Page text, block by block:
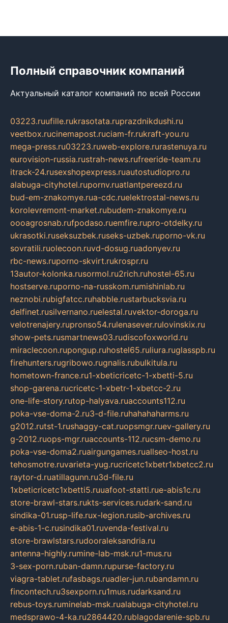
Полный справочник компаний
Актуальный каталог компаний по всей России
03223.ruufille.rukrasotata.ruprazdnikdushi.ru
veetbox.rucinemapost.ruciam-fr.rukraft-you.ru
mega-press.ru03223.ruweb-explore.rurastenuya.ru
eurovision-russia.rustrah-news.rufreeride-team.ru
itrack-24.rusexshopexpress.ruautostudiopro.ru
alabuga-cityhotel.rupornv.ruatlantpereezd.ru
bud-em-znakomye.rua-cdc.ruelektrostal-news.ru
korolevremont-market.rubudem-znakomye.ru
oooagrosnab.rufpodaso.ruemfire.rupro-otdelky.ru
ukrasotki.ruseksuzbek.ruseks-uzbek.ruporno-vk.ru
sovratili.ruolecoon.ruvd-dosug.ruadonyev.ru
rbc-news.ruporno-skvirt.rukrospr.ru
13autor-kolonka.rusormol.ru2rich.ruhostel-65.ru
hostserve.ruporno-na-russkom.rumishinlab.ru
neznobi.rubigfatcc.ruhabble.rustarbucksvia.ru
delfinet.rusilvernano.ruelestal.ruvektor-doroga.ru
velotrenajery.rupronso54.rulenasever.rulovinskix.ru
show-pets.rusmartnews03.rudiscofoxworld.ru
miraclecoon.rupongup.ruhostel65.ruliura.ruglasspb.ru
firehunters.rugribowo.rugnalis.rubulkitula.ru
hometown-france.ru1-xbeticricetc-1-xbetti-5.ru
shop-garena.rucricetc-1-xbetr-1-xbetcc-2.ru
one-life-story.rutop-halyava.ruaccounts112.ru
poka-vse-doma-2.ru3-d-file.ruhahahaharms.ru
g2012.rutst-1.rushaggy-cat.ruopsmgr.ruev-gallery.ru
g-2012.ruops-mgr.ruaccounts-112.rucsm-demo.ru
poka-vse-doma2.ruairgungames.ruallseo-host.ru
tehosmotre.ruvarieta-yug.rucricetc1xbetr1xbetcc2.ru
raytor-d.ruatillagunn.ru3d-file.ru
1xbeticricetc1xbetti5.ruuafoot-statti.rue-abis1c.ru
store-brawl-stars.rukts-services.rudark-sand.ru
sindika-01.rusp-life.rux-legion.rusib-archives.ru
e-abis-1-c.rusindika01.ruvenda-festival.ru
store-brawlstars.rudooraleksandria.ru
antenna-highly.rumine-lab-msk.ru1-mus.ru
3-sex-porn.ruban-damn.rupurse-factory.ru
viagra-tablet.rufasbags.ruadler-jun.rubandamn.ru
fincontech.ru3sexporn.ru1mus.rudarksand.ru
rebus-toys.ruminelab-msk.rualabuga-cityhotel.ru
medsprawo-4-ka.ru2864420.rublagodarenie-spb.ru